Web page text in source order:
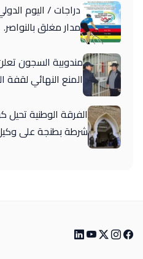
دراجات / اليوم
مدار مغلق بالنواصر.
مندوبية السجون
المنع النهائي لقفة
الفرقة الوطنية
شرطة بطنجة على